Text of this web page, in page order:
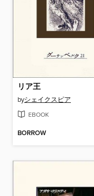
リア王
byシェイクスピア
EBOOK
BORROW